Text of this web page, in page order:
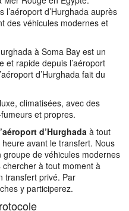
d’Hurghada auprès
des véhicules modernes et
à Soma Bay est un
et rapide depuis l’aéroport
d’Hurghada fait du
climatisées, avec des
et propres.
d’Hurghada à tout
avant le transfert. Nous
de véhicules modernes
à tout moment à
transfert privé. Par
y participerez.